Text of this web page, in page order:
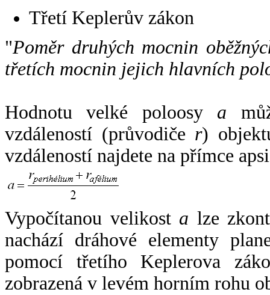
Třetí Keplerův zákon
"Poměr druhých mocnin
třetích mocnin jejich hlavních
Hodnotu velké poloosy a
vzdáleností (průvodiče r)
vzdáleností najdete na přímce
Vypočítanou velikost a lze
nachází dráhové elementy
pomocí třetího Keplerova
zobrazená v levém horním rohu